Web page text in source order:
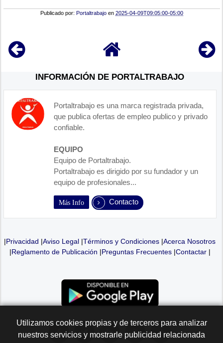
Publicado por: Portaltrabajo en2025-04-09T09:05:00-05:00
INFORMACIÓN DE PORTALTRABAJO
Portaltrabajo es una marca registrada privada,
que publica ofertas de empleo publico y privado
confiable.
EQUIPO
Equipo de Portaltrabajo.
Portaltrabajo es dirigido por su fundador y un
equipo de profesionales...
Más Info Contacto
|Privacidad |Aviso Legal |Términos y Condiciones |Acerca Nosotros
|Reglamento de Publicación |Preguntas Frecuentes|Contactar|
Utilizamos cookies propias y de terceros para analizar
nuestros servicios y mostrarle publicidad relacionada